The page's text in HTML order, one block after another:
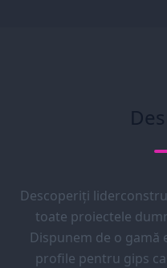
Descoperiți
toate proiectele
Dispunem de o gamă
profile pentru gips